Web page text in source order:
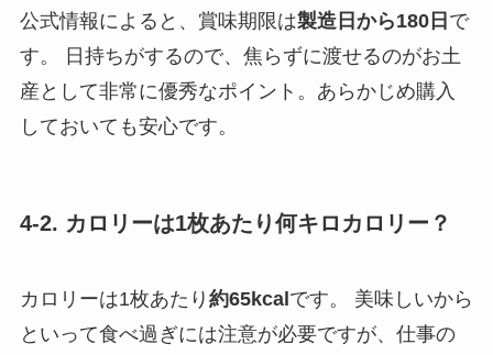
公式情報によると、賞味期限は製造日から180日 で
す。 日持ちがするので、焦らずに渡せるのがお土
産として非常に優秀なポイント。あらかじめ購入
しておいても安心です。
4-2. カロリーは1枚あたり何キロカロリー？
カロリーは1枚あたり 約65kcal です。 美味しいから
といって食べ過ぎには注意が必要ですが、仕事の